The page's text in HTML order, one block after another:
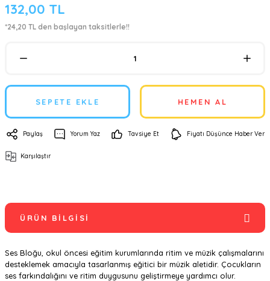
132,00 TL
*24,20 TL den başlayan taksitlerle!!
SEPETE EKLE HEMEN AL
Paylaş Yorum Yaz Tavsiye Et Fiyatı Düşünce Haber Ver
Karşılaştır
ÜRÜN BILGISI
Ses Bloğu, okul öncesi eğitim kurumlarında ritim ve müzik çalışmalarını
desteklemek amacıyla tasarlanmış eğitici bir müzik aletidir. Çocukların
ses farkındalığını ve ritim duygusunu geliştirmeye yardımcı olur.